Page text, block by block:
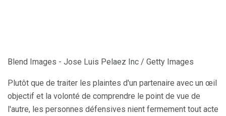
Blend Images - Jose Luis Pelaez Inc / Getty Images
Plutôt que de traiter les plaintes d'un partenaire avec un œil
objectif et la volonté de comprendre le point de vue de
l'autre, les personnes défensives nient fermement tout acte